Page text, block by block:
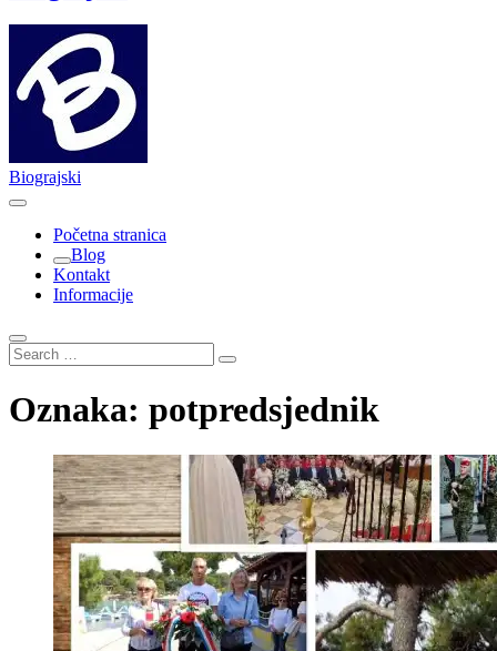
Biograjski
Početna stranica
Blog
Kontakt
Informacije
Search
…
Oznaka: potpredsjednik